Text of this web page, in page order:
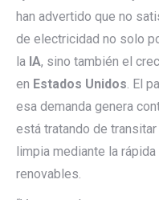
han advertido que no
de electricidad no solo
la IA, sino también el
en Estados Unidos. El
esa demanda genera
está tratando de
limpia mediante la
renovables.